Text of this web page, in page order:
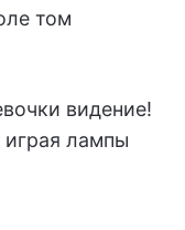
том
видение!
лампы